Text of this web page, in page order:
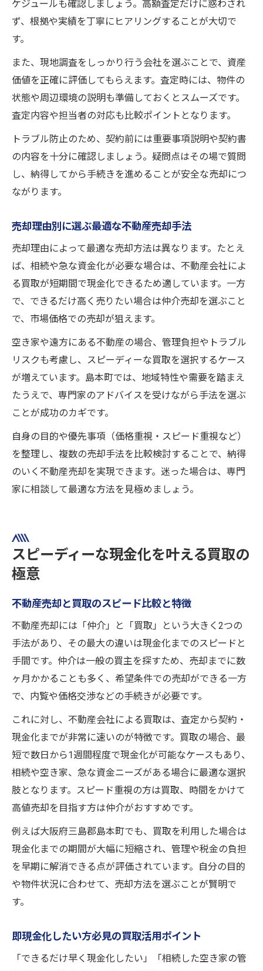
ケジュールも確認しましょう。高額査定だけに惑わされ
ず、根拠や実績を丁寧にヒアリングすることが大切で
す。
また、現地調査をしっかり行う会社を選ぶことで、資産
価値を正確に評価してもらえます。査定時には、物件の
状態や周辺環境の説明も準備しておくとスムーズです。
査定内容や担当者の対応も比較ポイントとなります。
トラブル防止のため、契約前には重要事項説明や契約書
の内容を十分に確認しましょう。疑問点はその場で質問
し、納得してから手続きを進めることが安全な売却につ
ながります。
売却理由別に選ぶ最適な不動産売却手法
売却理由によって最適な売却方法は異なります。たとえ
ば、相続や急な資金化が必要な場合は、不動産会社によ
る買取が短期間で現金化できるため適しています。一方
で、できるだけ高く売りたい場合は仲介売却を選ぶこと
で、市場価格での売却が狙えます。
空き家や遠方にある不動産の場合、管理負担やトラブル
リスクも考慮し、スピーディーな買取を選択するケース
が増えています。島本町では、地域特性や需要を踏まえ
たうえで、専門家のアドバイスを受けながら手法を選ぶ
ことが成功のカギです。
自身の目的や優先事項（価格重視・スピード重視など）
を整理し、複数の売却手法を比較検討することで、納得
のいく不動産売却を実現できます。迷った場合は、専門
家に相談して最適な方法を見極めましょう。
スピーディーな現金化を叶える買取の
極意
不動産売却と買取のスピード比較と特徴
不動産売却には「仲介」と「買取」という大きく2つの
手法があり、その最大の違いは現金化までのスピードと
手間です。仲介は一般の買主を探すため、売却までに数
ヶ月かかることも多く、希望条件での売却ができる一方
で、内覧や価格交渉などの手続きが必要です。
これに対し、不動産会社による買取は、査定から契約・
現金化までが非常に速いのが特徴です。買取の場合、最
短で数日から1週間程度で現金化が可能なケースもあり、
相続や空き家、急な資金ニーズがある場合に最適な選択
肢となります。スピード重視の方は買取、時間をかけて
高値売却を目指す方は仲介がおすすめです。
例えば大阪府三島郡島本町でも、買取を利用した場合は
現金化までの期間が大幅に短縮され、管理や税金の負担
を早期に解消できる点が評価されています。自分の目的
や物件状況に合わせて、売却方法を選ぶことが賢明で
す。
即現金化したい方必見の買取活用ポイント
「できるだけ早く現金化したい」「相続した空き家の管